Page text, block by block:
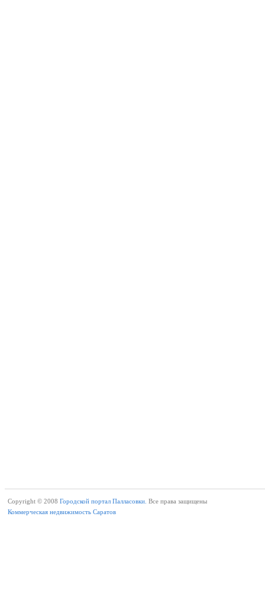
Copyright © 2008 Городской портал Палласовки. Все права защищены
Коммерческая недвижимость Саратов